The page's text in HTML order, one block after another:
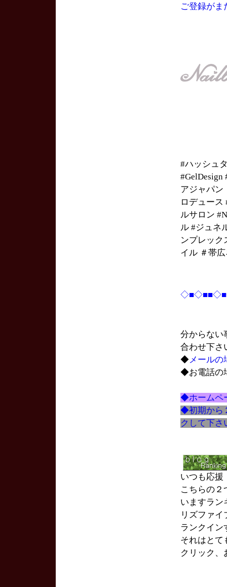
ご登録がま
#ハッシュ
#GelDesign
アジャパン
ロデュース
ルサロン
ル #ジュネ
ンプレック
イル ＃帯
分からない
合わせ下さ
◆メールの
◆お電話の
◆ホームペ
◆初期から
クして下さ
いつも応援
こちらの２
いますラン
リズファ
ランクイン
それはとて
クリック、